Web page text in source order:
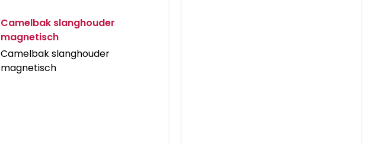
Camelbak slanghouder
magnetisch
Camelbak slanghouder
magnetisch